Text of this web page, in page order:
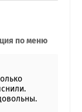
по меню